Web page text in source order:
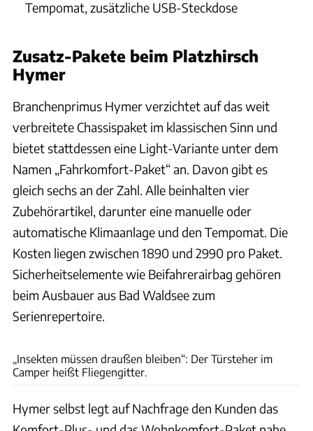
Tempomat, zusätzliche USB-Steckdose
Zusatz-Pakete beim Platzhirsch
Hymer
Branchenprimus Hymer verzichtet auf das weit
verbreitete Chassispaket im klassischen Sinn und
bietet stattdessen eine Light-Variante unter dem
Namen „Fahrkomfort-Paket“ an. Davon gibt es
gleich sechs an der Zahl. Alle beinhalten vier
Zubehörartikel, darunter eine manuelle oder
automatische Klimaanlage und den Tempomat. Die
Kosten liegen zwischen 1890 und 2990 pro Paket.
Sicherheitselemente wie Beifahrerairbag gehören
beim Ausbauer aus Bad Waldsee zum
Serienrepertoire.
„Insekten müssen draußen bleiben“: Der Türsteher im
Camper heißt Fliegengitter.
Hymer selbst legt auf Nachfrage den Kunden das